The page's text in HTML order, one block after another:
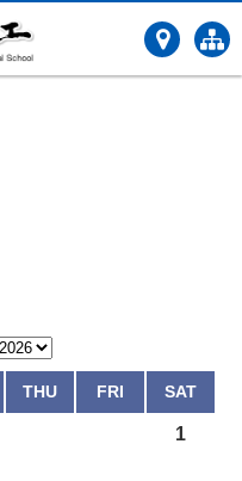
THU FRI SAT
1